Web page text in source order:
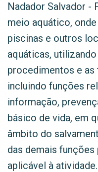
Nadador Salvador -
meio aquático,
piscinas e outros
aquáticas,
procedimentos e as
incluindo funções
informação,
básico de vida, em
âmbito do
das demais
aplicável à atividade.